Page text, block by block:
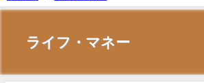
ライフ・マネー